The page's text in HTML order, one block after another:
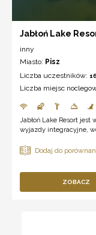
Jabłoń Lake
inny
Miasto: Pisz
Liczba uczestników:
Liczba miejsc
Jabłoń Lake Resort
wyjazdy integracyjne,
ZOBACZ